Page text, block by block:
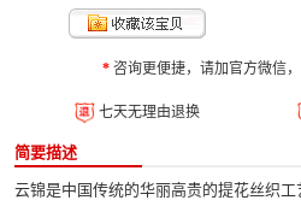
*咨询更便捷，请加官方微信，
七天无理由退换
简要描述
云锦是中国传统的华丽高贵的提花丝织工